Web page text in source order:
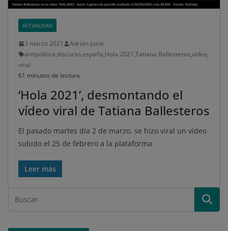
ACTUALIDAD
3 marzo 2021
Adrián Juste
antipolítica,discurso,españa,Hola 2021 ,Tatiana Ballesteros,vídeo,
viral
61 minutos de lectura
‘Hola 2021’, desmontando el
vídeo viral de Tatiana Ballesteros
El pasado martes día 2 de marzo, se hizo viral un vídeo
subido el 25 de febrero a la plataforma
Leer más